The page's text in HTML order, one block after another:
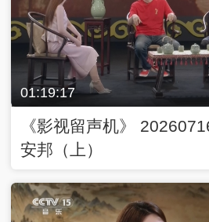
01:19:17
《影视留声机》
安邦（上）